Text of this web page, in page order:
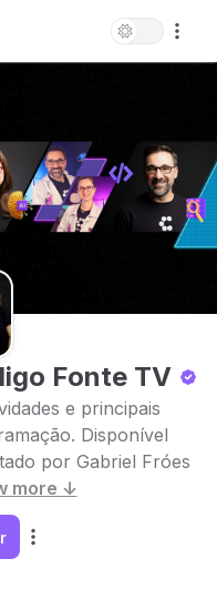
Fonte TV
e principais
Disponível
por Gabriel Fróes
more ↓